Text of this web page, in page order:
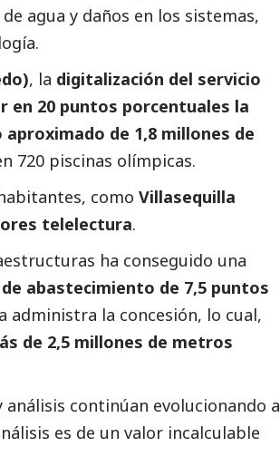
agua y daños en los sistemas,
, la digitalización del servicio
en 20 puntos porcentuales la
aproximado de 1,8 millones de
720 piscinas olímpicas.
como Villasequilla
telelectura.
ha conseguido una
abastecimiento de 7,5 puntos
administra la concesión, lo cual,
de 2,5 millones de metros
continúan evolucionando a
es de un valor incalculable